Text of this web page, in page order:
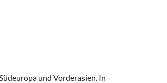
und Vorderasien. In